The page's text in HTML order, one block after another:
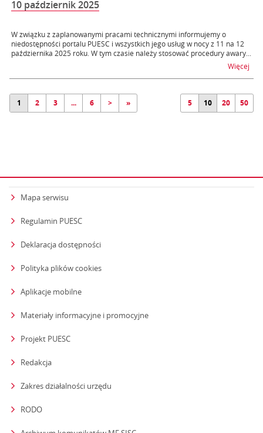
10 październik 2025
W związku z zaplanowanymi pracami technicznymi informujemy o
niedostępności portalu PUESC i wszystkich jego usług w nocy z 11 na 12
października 2025 roku. W tym czasie należy stosować procedury awary...
Więcej
1 2 3 ... 6 > » 5 10 20 50
Mapa serwisu
Regulamin PUESC
Deklaracja dostępności
Polityka plików cookies
Aplikacje mobilne
Materiały informacyjne i promocyjne
Projekt PUESC
Redakcja
Zakres działalności urzędu
RODO